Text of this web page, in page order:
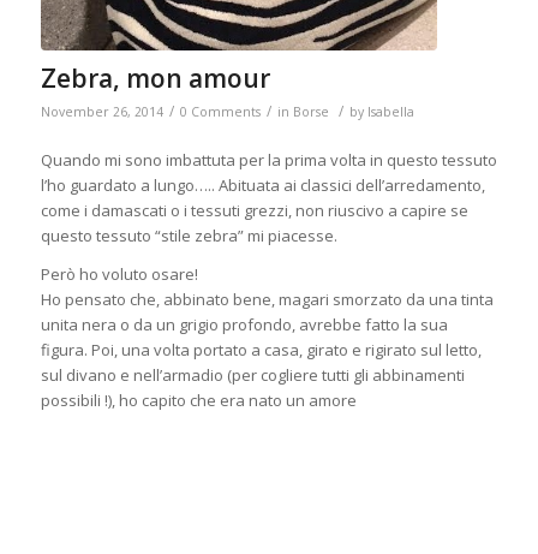
Zebra, mon amour
November 26, 2014 / 0 Comments / in Borse / by Isabella
Quando mi sono imbattuta per la prima volta in questo tessuto
l’ho guardato a lungo….. Abituata ai classici dell’arredamento,
come i damascati o i tessuti grezzi, non riuscivo a capire se
questo tessuto “stile zebra” mi piacesse.
Però ho voluto osare!
Ho pensato che, abbinato bene, magari smorzato da una tinta
unita nera o da un grigio profondo, avrebbe fatto la sua
figura. Poi, una volta portato a casa, girato e rigirato sul letto,
sul divano e nell’armadio (per cogliere tutti gli abbinamenti
possibili !), ho capito che era nato un amore